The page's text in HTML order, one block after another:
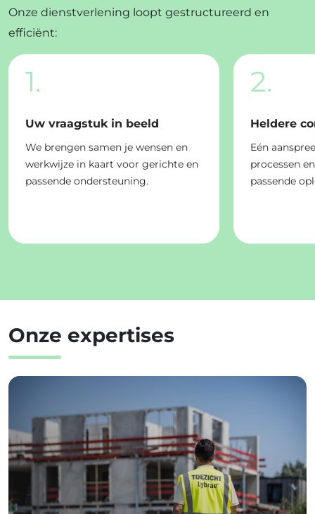
Onze dienstverlening loopt gestructureerd en
efficiënt:
1.
Uw vraagstuk in beeld
We brengen samen je wensen en
werkwijze in kaart voor gerichte en
passende ondersteuning.
2.
Heldere
Eén
processen
passende
Onze expertises